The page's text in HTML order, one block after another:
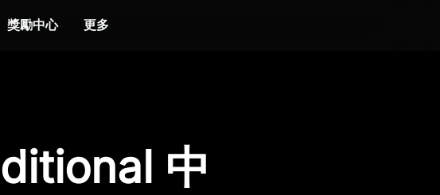
獎勵中心 更多
中